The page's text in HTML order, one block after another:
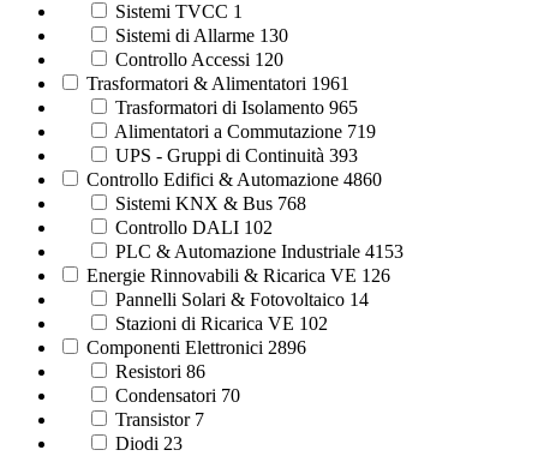
Sistemi TVCC 1
Sistemi di Allarme 130
Controllo Accessi 120
Trasformatori & Alimentatori 1961
Trasformatori di Isolamento 965
Alimentatori a Commutazione 719
UPS - Gruppi di Continuità 393
Controllo Edifici & Automazione 4860
Sistemi KNX & Bus 768
Controllo DALI 102
PLC & Automazione Industriale 4153
Energie Rinnovabili & Ricarica VE 126
Pannelli Solari & Fotovoltaico 14
Stazioni di Ricarica VE 102
Componenti Elettronici 2896
Resistori 86
Condensatori 70
Transistor 7
Diodi 23